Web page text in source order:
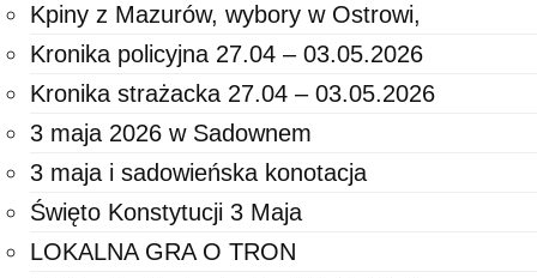
Kpiny z Mazurów, wybory w Ostrowi,
Kronika policyjna 27.04 – 03.05.2026
Kronika strażacka 27.04 – 03.05.2026
3 maja 2026 w Sadownem
3 maja i sadowieńska konotacja
Święto Konstytucji 3 Maja
LOKALNA GRA O TRON